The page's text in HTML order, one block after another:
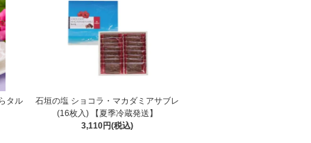
タル
石垣の塩 ショコラ・マカダミアサブレ
(16枚入) 【夏季冷蔵発送】
3,110円(税込)